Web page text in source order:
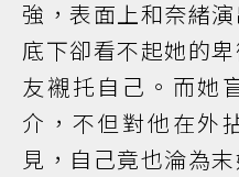
強，表面上和奈緒
底下卻看不起她的
友襯托自己。而她
介，不但對他在外
見，自己竟也淪為